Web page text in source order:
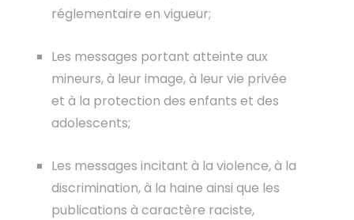
réglementaire en vigueur;
Les messages portant atteinte aux
mineurs, à leur image, à leur vie privée
et à la protection des enfants et des
adolescents;
Les messages incitant à la violence, à la
discrimination, à la haine ainsi que les
publications à caractère raciste,